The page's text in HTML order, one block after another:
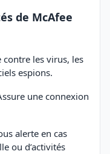
de McAfee
contre les virus, les
espions.
une connexion
alerte en cas
ou d’activités